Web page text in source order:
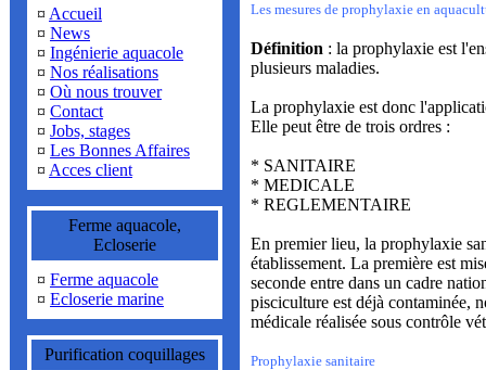
¤ Accueil
¤ News
¤ Ingénierie aquacole
¤ Nos réalisations
¤ Où nous trouver
¤ Contact
¤ Jobs, stages
¤ Les Bonnes Affaires
¤ Acces client
Ferme aquacole,
Ecloserie
¤ Ferme aquacole
¤ Ecloserie marine
Purification coquillages
Les mesures de prophylaxie en
Définition : la prophylaxie est
plusieurs maladies.
La prophylaxie est donc
Elle peut être de trois ordres :
* SANITAIRE
* MEDICALE
* REGLEMENTAIRE
En premier lieu, la prophylaxie
établissement. La première est
seconde entre dans un cadre
pisciculture est déjà contaminée,
médicale réalisée sous contrôle
Prophylaxie sanitaire